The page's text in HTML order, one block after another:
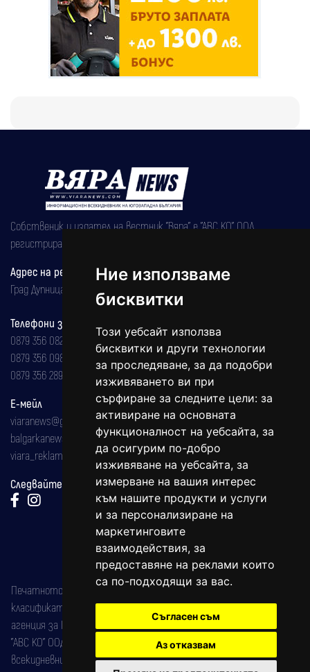
Ние използваме
бисквитки
Този уебсайт използва
бисквитки и други технологии
за проследяване, за да подобри
изживяването ви при
сърфиране за следните цели: за
активиране на основната
функционалност на уебсайта, за
да осигурим по-добро
изживяване на уебсайта, за
измерване на вашия интерес
към нашите продукти и услуги
и за персонализиране на
маркетинговите
взаимодействия, за
предоставяне на реклами които
са по-подходящи за вас.
Съгласен съм
Аз отказвам
Собственик и издател на вестник "Вяра" е "АВС КО" ООД,
регистрирана на 08.05.2002 година.
Адрес на редакцията
Град Дупница, ул.''Христо Ботев" 43
Телефони за реклама и абонаменти
0879 356 082
0879 356 098
0879 356 289
Е-мейл
viaranews@gmail.com
balgarkanews@gmail.com
viara_reklama@mail.bg
Следвайте ни:
Печатното издание на вестника е регистрирано в националния
класификатор на печатните издания (Българска национална
агенция за ISSN) под номер: ISSN 1312-4722.
"АВС КО" ООД е притежател на марката: Вяра информационен
всекидневник на югозападна България, със свидетелство за марка